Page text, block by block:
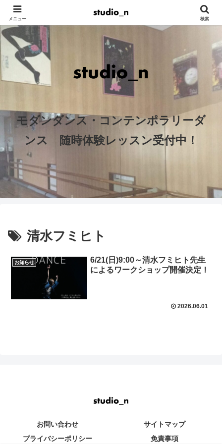
モダンダンス・コンテンポラリーダ
ンス 随時体験レッスン受付中！
清水フミヒト
お知らせ
6/21(日)9:00～清水フミヒト先生
によるワークショップ開催決定！
2026.06.01
お問い合わせ
サイトマップ
プライバシーポリシー
免責事項
メニュー 検索